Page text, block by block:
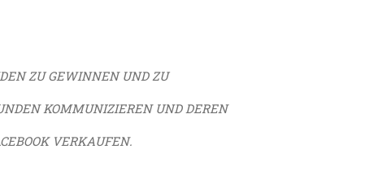
ZU GEWINNEN UND ZU
KOMMUNIZIEREN UND DEREN
VERKAUFEN.